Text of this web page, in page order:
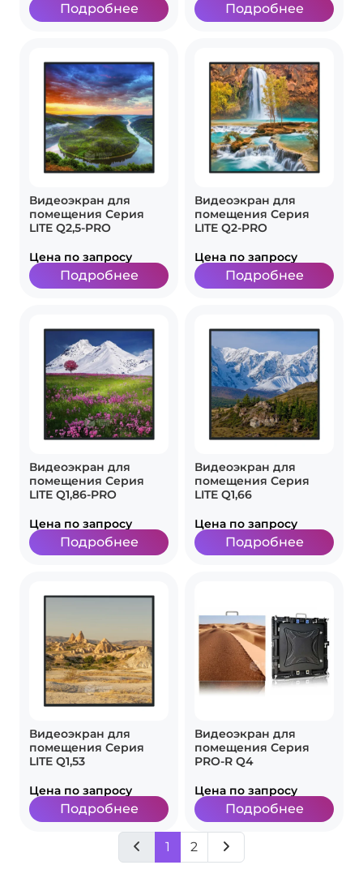
Подробнее Подробнее
Видеоэкран для
помещения Серия
LITE Q2,5-PRO
Цена по запросу
Подробнее
Видеоэкран для
помещения Серия
LITE Q2-PRO
Цена по запросу
Подробнее
Видеоэкран для
помещения Серия
LITE Q1,86-PRO
Цена по запросу
Подробнее
Видеоэкран для
помещения Серия
LITE Q1,66
Цена по запросу
Подробнее
Видеоэкран для
помещения Серия
LITE Q1,53
Цена по запросу
Подробнее
Видеоэкран для
помещения Серия
PRO-R Q4
Цена по запросу
Подробнее
1 2